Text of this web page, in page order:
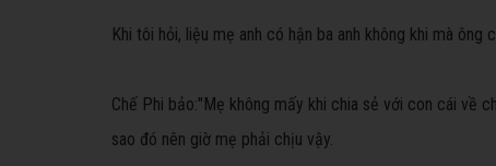
Khi tôi hỏi, liệu mẹ anh có hận ba anh không khi mà
Chế Phi bảo:"Mẹ không mấy khi chia sẻ với con cái về
sao đó nên giờ mẹ phải chịu vậy.